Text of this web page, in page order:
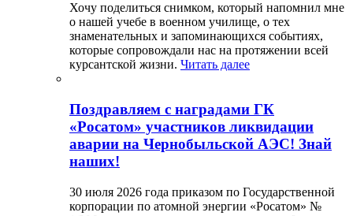
Хочу поделиться снимком, который напомнил мне
о нашей учебе в военном училище, о тех
знаменательных и запоминающихся событиях,
которые сопровождали нас на протяжении всей
курсантской жизни. Читать далее
Поздравляем с наградами ГК
«Росатом» участников ликвидации
аварии на Чернобыльской АЭС! Знай
наших!
30 июля 2026 года приказом по Государственной
корпорации по атомной энергии «Росатом» №